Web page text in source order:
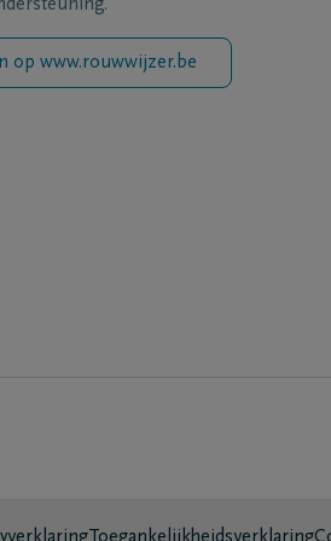
op www.rouwwijzer.be